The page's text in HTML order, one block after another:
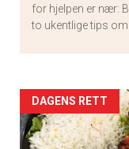
for hjelpen er nær:
to ukentlige tips
Artikler
detail
DAGENS RETT